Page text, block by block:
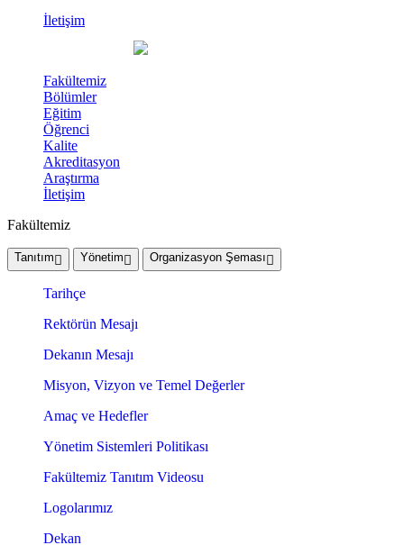
İletişim
Fakültemiz
Bölümler
Eğitim
Öğrenci
Kalite
Akreditasyon
Araştırma
İletişim
Fakültemiz
Tanıtım Yönetim Organizasyon Şeması
Tarihçe
Rektörün Mesajı
Dekanın Mesajı
Misyon, Vizyon ve Temel Değerler
Amaç ve Hedefler
Yönetim Sistemleri Politikası
Fakültemiz Tanıtım Videosu
Logolarımız
Dekan